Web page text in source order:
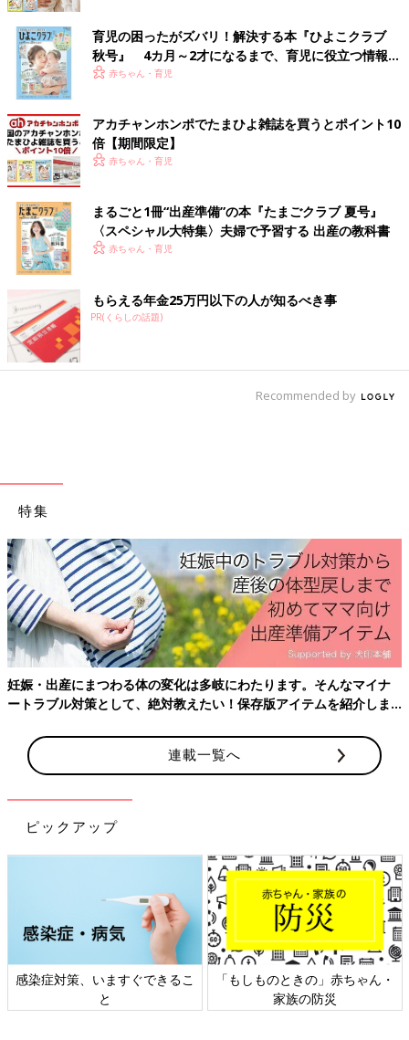
Instagramアカウント「y_journaldays_」
y_journaldays_さんがキャンドゥでゲットしたのはくまさん柄の
マスキングテープです。くまさんの柄は同じですが、ギンガムチ
ェックとタータンチェック、チェック地が違うだけで雰囲気がガ
ラッと変わりますね。
カップの中からひょっこり！ダイカットふせん
Instagramアカウント「chuchu_san2」
こちらはチュウチュウ2さんがキャンドゥで購入したくまさんの
ふせんです。ダイカットされたふせんはカップの底の部分を折り
返せば、まるでマグカップを置いてあるかのように立ち上がる仕
様になるみたいですよ。
「チェック×くま」の相性◎デザインペーパー
育児の困ったがズバリ！解決する本『ひよこクラブ
秋号』 4カ月～2才になるまで、育児に役立つ情報が
いっぱい！
赤ちゃん・育児
アカチャンホンポでたまひよ雑誌を買うとポイント10
倍【期間限定】
赤ちゃん・育児
まるごと1冊“出産準備”の本『たまごクラブ 夏号』
〈スペシャル大特集〉夫婦で予習する 出産の教科書
赤ちゃん・育児
もらえる年金25万円以下の人が知るべき事
PR(くらしの話題)
Recommended by
特集
妊娠・出産にまつわる体の変化は多岐にわたります。そんなマイナ
ートラブル対策として、絶対教えたい！保存版アイテムを紹介しま
連載一覧へ
ピックアップ
感染症対策、いますぐできるこ
と
「もしものときの」赤ちゃん・
家族の防災